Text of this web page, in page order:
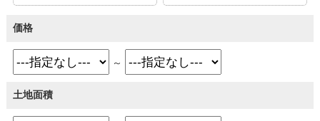
価格
～
土地面積